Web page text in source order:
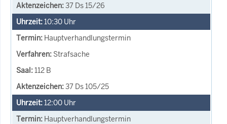
37 Ds 15/26
10:30 Uhr
Hauptverhandlungstermin
Strafsache
112 B
37 Ds 105/25
12:00 Uhr
Hauptverhandlungstermin